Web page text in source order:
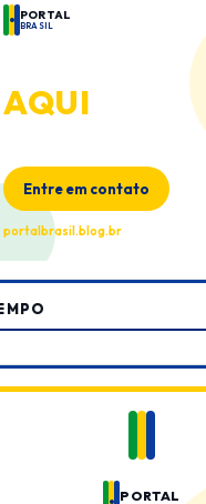
PORTAL
BRASIL
AQUI
Espaço premium para sua
Entre em contato
portalbrasil.blog.br
PORTAL